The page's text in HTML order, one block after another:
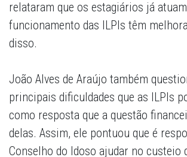
relataram que os estagiários já
funcionamento das ILPIs têm
disso.
João Alves de Araújo também
principais dificuldades que as ILPIs
como resposta que a questão
delas. Assim, ele pontuou que é
Conselho do Idoso ajudar no custeio